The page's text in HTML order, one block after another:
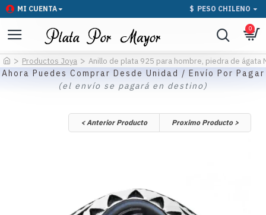
MI CUENTA $ PESO CHILENO
0
Productos Joya Anillo de plata 925 para hombre, piedra de ágata
Ahora Puedes Comprar Desde Unidad / Envío Por Pagar
(el envío se pagará en destino)
< Anterior Producto Proximo Producto >